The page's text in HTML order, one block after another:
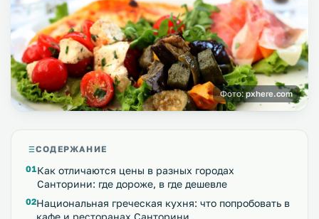
Фото:pxhere.com
СОДЕРЖАНИЕ
Как отличаются цены в разных городах
Санторини: где дороже, в где дешевле
Национальная греческая кухня: что попробовать в
кафе и ресторанах Санторини